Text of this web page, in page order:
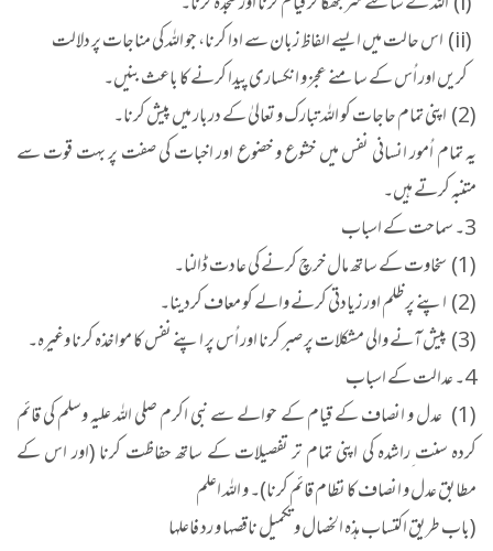
(ii) اس حالت میں ایسے الفاظ زبان سے ادا کرنا، جو اللہ کی مناجات پر دلالت
کریں اور اُس کے سامنے عجز و انکساری پیدا کرنے کا باعث بنیں۔
(2) اپنی تمام حاجات کو اللہ تبارک و تعالیٰ کے دربار میں پیش کرنا۔
یہ تمام اُمور انسانی نفس میں خشوع و خضوع اور اخبات کی صفت پر بہت قوت سے
متنبہ کرتے ہیں۔
3۔ سماحت کے اسباب
(1) سخاوت کے ساتھ مال خرچ کرنے کی عادت ڈالنا۔
(2) اپنے پر ظلم اور زیادتی کرنے والے کو معاف کردینا۔
(3) پیش آنے والی مشکلات پر صبر کرنا اور اُس پر اپنے نفس کا مواخذہ کرنا وغیرہ۔
4۔ عدالت کے اسباب
(1) عدل و انصاف کے قیام کے حوالے سے نبی اکرم صلی اللہ علیہ وسلم کی قائم
کردہ سنت ِراشدہ کی اپنی تمام تر تفصیلات کے ساتھ حفاظت کرنا (اور اس کے
مطابق عدل و انصاف کا نظام قائم کرنا)۔ و اللہ اعلم
(باب طریق اکتساب ہذہ الخصال و تکمیل ناقصہا و رد فاعلہا